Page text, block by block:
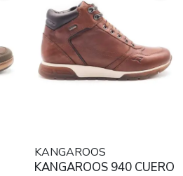
KANGAROOS
KANGAROOS 940 CUERO